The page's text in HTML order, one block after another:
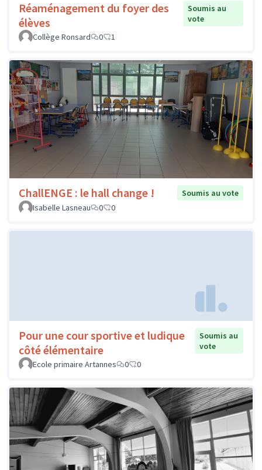
Réaménagement du foyer des
élèves
Soumis au
vote
Collège Ronsard
0 1
ChallENGE : le hall change !
Soumis au vote
Isabelle Lasneau
0 0
Pour une cour sportive et ludique
côté élémentaire
Soumis au
vote
Ecole primaire Artannes
0 0